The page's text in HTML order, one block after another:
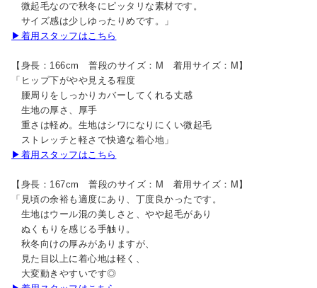
微起毛なので秋冬にピッタリな素材です。
サイズ感は少しゆったりめです。」
▶着用スタッフはこちら
【身長：166cm 普段のサイズ：M 着用サイズ：M】
「ヒップ下がやや見える程度
腰周りをしっかりカバーしてくれる丈感
生地の厚さ、厚手
重さは軽め。生地はシワになりにくい微起毛
ストレッチと軽さで快適な着心地」
▶着用スタッフはこちら
【身長：167cm 普段のサイズ：M 着用サイズ：M】
「見頃の余裕も適度にあり、丁度良かったです。
生地はウール混の美しさと、やや起毛があり
ぬくもりを感じる手触り。
秋冬向けの厚みがありますが、
見た目以上に着心地は軽く、
大変動きやすいです◎